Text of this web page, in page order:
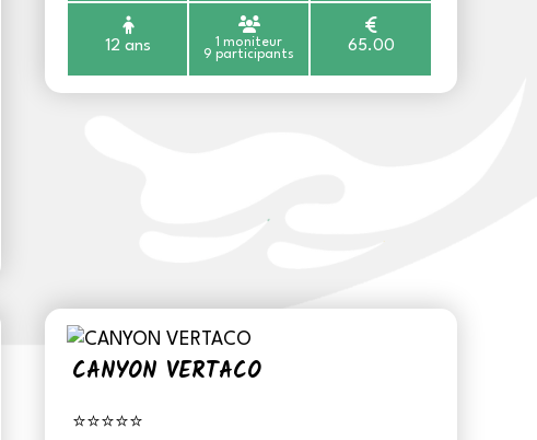
12 ans
1 moniteur
9 participants
65.00
CANYON VERTACO
⭐⭐⭐⭐⭐